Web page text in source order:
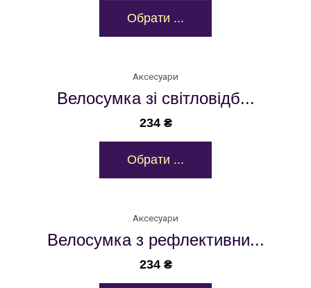
Обрати ...
Аксесуари
Велосумка зі світловідб...
234 ₴
Обрати ...
Аксесуари
Велосумка з рефлективни...
234 ₴